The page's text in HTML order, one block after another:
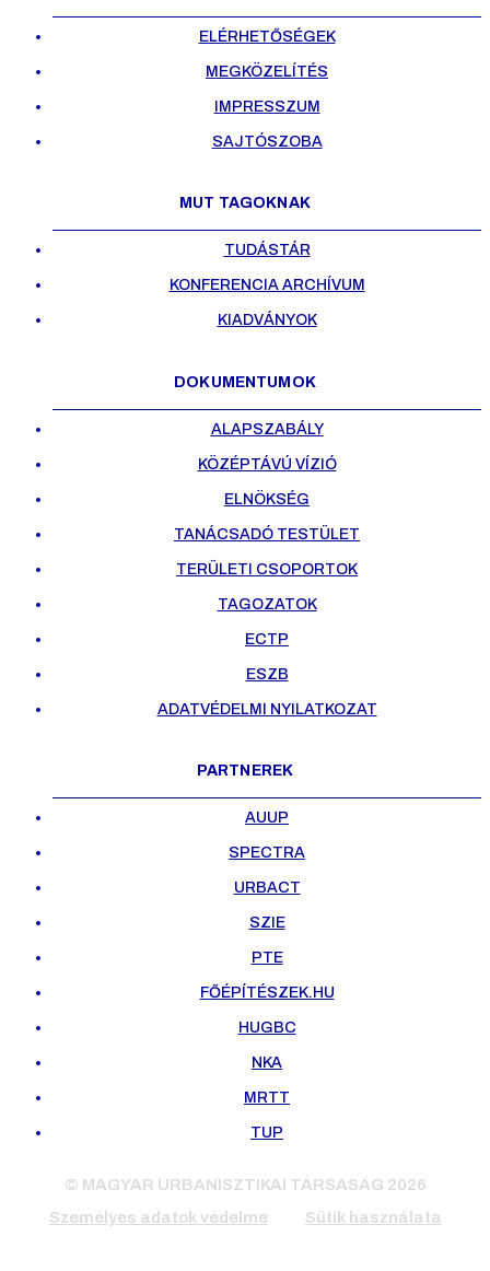
ELÉRHETŐSÉGEK
MEGKÖZELÍTÉS
IMPRESSZUM
SAJTÓSZOBA
MUT TAGOKNAK
TUDÁSTÁR
KONFERENCIA ARCHÍVUM
KIADVÁNYOK
DOKUMENTUMOK
ALAPSZABÁLY
KÖZÉPTÁVÚ VÍZIÓ
ELNÖKSÉG
TANÁCSADÓ TESTÜLET
TERÜLETI CSOPORTOK
TAGOZATOK
ECTP
ESZB
ADATVÉDELMI NYILATKOZAT
PARTNEREK
AUUP
SPECTRA
URBACT
SZIE
PTE
FŐÉPÍTÉSZEK.HU
HUGBC
NKA
MRTT
TUP
© MAGYAR URBANISZTIKAI TÁRSASÁG 2026
Személyes adatok védelme
Sütik használata